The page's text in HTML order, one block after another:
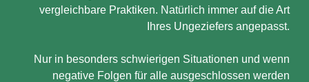
vergleichbare Praktiken. Natürlich immer auf die Art
Ihres Ungeziefers angepasst.
Nur in besonders schwierigen Situationen und wenn
negative Folgen für alle ausgeschlossen werden